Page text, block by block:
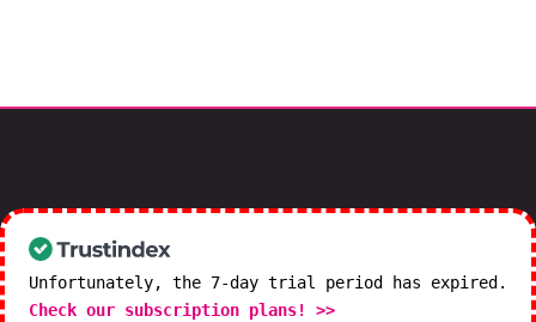
Unfortunately, the 7-day trial period has expired.
Check our subscription plans! >>